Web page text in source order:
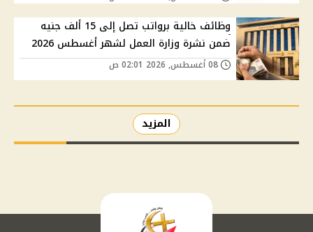
وظائف خالية برواتب تصل إلى 15 ألف جنيه
ضمن نشرة وزارة العمل لشهر أغسطس 2026
المزيد